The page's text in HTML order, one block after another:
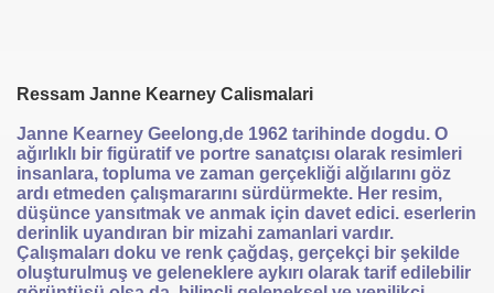
Ressam Janne Kearney Calismalari
Janne Kearney Geelong,de 1962 tarihinde dogdu. O
ağırlıklı bir figüratif ve portre sanatçısı olarak resimleri
insanlara, topluma ve zaman gerçekliği alğılarını göz
ardı etmeden çalışmararını sürdürmekte. Her resim,
düşünce yansıtmak ve anmak için davet edici. eserlerin
derinlik uyandıran bir mizahi zamanlari vardır.
Çalışmaları doku ve renk çağdaş, gerçekçi bir şekilde
oluşturulmuş ve geleneklere aykırı olarak tarif edilebilir